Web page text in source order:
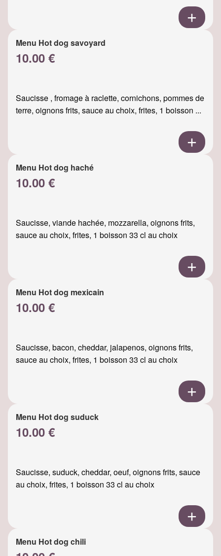
Menu Hot dog savoyard
10.00 €
Saucisse , fromage à raclette, cornichons, pommes de
terre, oignons frits, sauce au choix, frites, 1 boisson ...
Menu Hot dog haché
10.00 €
Saucisse, viande hachée, mozzarella, oignons frits,
sauce au choix, frites, 1 boisson 33 cl au choix
Menu Hot dog mexicain
10.00 €
Saucisse, bacon, cheddar, jalapenos, oignons frits,
sauce au choix, frites, 1 boisson 33 cl au choix
Menu Hot dog suduck
10.00 €
Saucisse, suduck, cheddar, oeuf, oignons frits, sauce
au choix, frites, 1 boisson 33 cl au choix
Menu Hot dog chili